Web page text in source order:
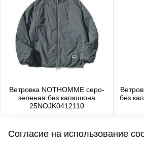
Ветровка NOTHOMME серо-
зеленая без капюшона
25NOJK0412110
без
Согласие на использование